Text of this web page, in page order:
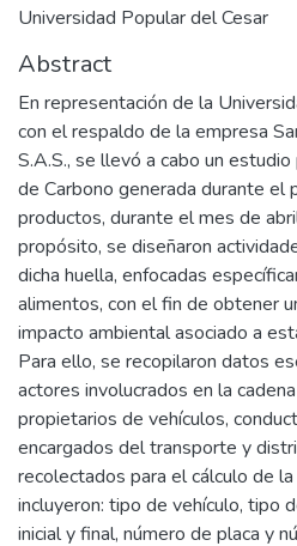
Universidad Popular del Cesar
Abstract
En representación de la
con el respaldo de la empresa
S.A.S., se llevó a cabo un
de Carbono generada durante el
productos, durante el mes de
propósito, se diseñaron
dicha huella, enfocadas
alimentos, con el fin de obtener
impacto ambiental asociado a
Para ello, se recopilaron datos
actores involucrados en la
propietarios de vehículos,
encargados del transporte y
recolectados para el cálculo de
incluyeron: tipo de vehículo, tipo
inicial y final, número de placa y